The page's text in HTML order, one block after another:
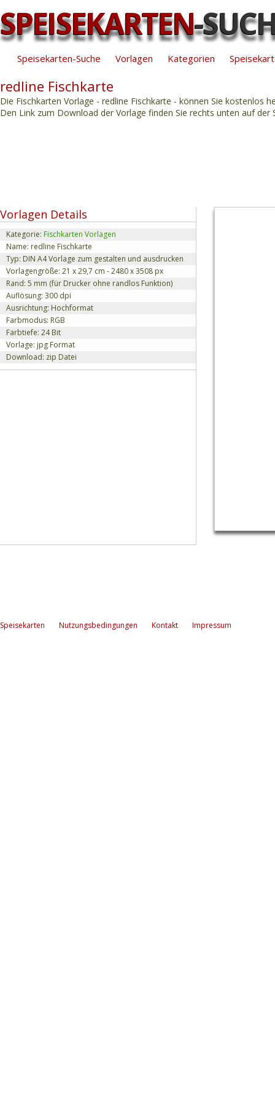
SPEISEKARTEN-
Speisekarten-Suche Vorlagen Kategorien
redline Fischkarte
Die Fischkarten Vorlage - redline Fischkarte - können Sie kostenlos
Den Link zum Download der Vorlage finden Sie rechts unten auf der
Vorlagen Details
Kategorie: Fischkarten Vorlagen
Name: redline Fischkarte
Typ: DIN A4 Vorlage zum gestalten und ausdrucken
Vorlagengröße: 21 x 29,7 cm - 2480 x 3508 px
Rand: 5 mm (für Drucker ohne randlos Funktion)
Auflösung: 300 dpi
Ausrichtung: Hochformat
Farbmodus: RGB
Farbtiefe: 24 Bit
Vorlage: jpg Format
Download: zip Datei
Speisekarten Nutzungsbedingungen Kontakt Impressum